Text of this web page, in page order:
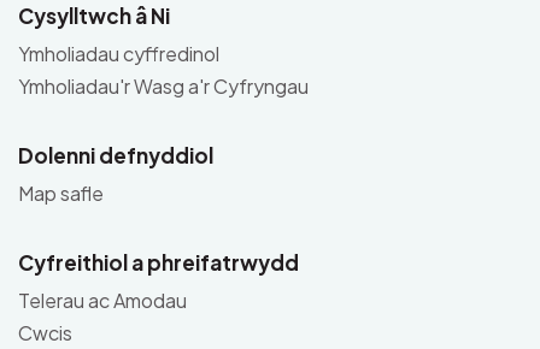
Cysylltwch â Ni
Ymholiadau cyffredinol
Ymholiadau'r Wasg a'r Cyfryngau
Dolenni defnyddiol
Map safle
Cyfreithiol a phreifatrwydd
Telerau ac Amodau
Cwcis